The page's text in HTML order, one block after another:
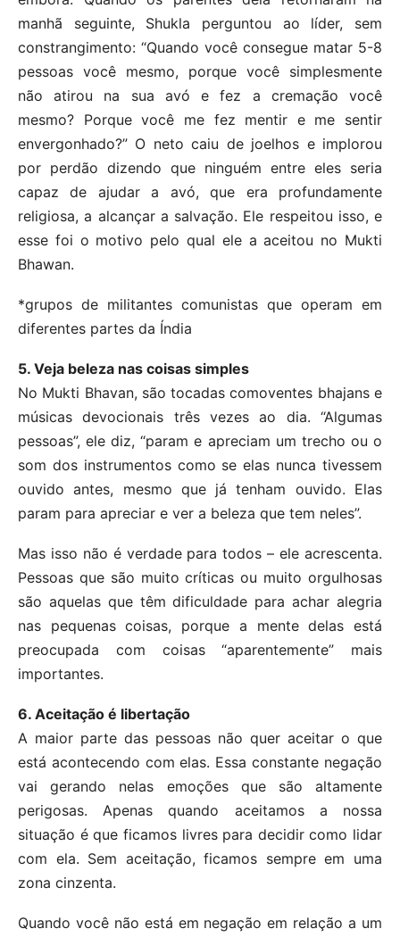
manhã seguinte, Shukla perguntou ao líder, sem
constrangimento: “Quando você consegue matar 5-8
pessoas você mesmo, porque você simplesmente
não atirou na sua avó e fez a cremação você
mesmo? Porque você me fez mentir e me sentir
envergonhado?” O neto caiu de joelhos e implorou
por perdão dizendo que ninguém entre eles seria
capaz de ajudar a avó, que era profundamente
religiosa, a alcançar a salvação. Ele respeitou isso, e
esse foi o motivo pelo qual ele a aceitou no Mukti
Bhawan.
*grupos de militantes comunistas que operam em
diferentes partes da Índia
5. Veja beleza nas coisas simples
No Mukti Bhavan, são tocadas comoventes bhajans e
músicas devocionais três vezes ao dia. “Algumas
pessoas”, ele diz, “param e apreciam um trecho ou o
som dos instrumentos como se elas nunca tivessem
ouvido antes, mesmo que já tenham ouvido. Elas
param para apreciar e ver a beleza que tem neles”.
Mas isso não é verdade para todos – ele acrescenta.
Pessoas que são muito críticas ou muito orgulhosas
são aquelas que têm dificuldade para achar alegria
nas pequenas coisas, porque a mente delas está
preocupada com coisas “aparentemente” mais
importantes.
6. Aceitação é libertação
A maior parte das pessoas não quer aceitar o que
está acontecendo com elas. Essa constante negação
vai gerando nelas emoções que são altamente
perigosas. Apenas quando aceitamos a nossa
situação é que ficamos livres para decidir como lidar
com ela. Sem aceitação, ficamos sempre em uma
zona cinzenta.
Quando você não está em negação em relação a um